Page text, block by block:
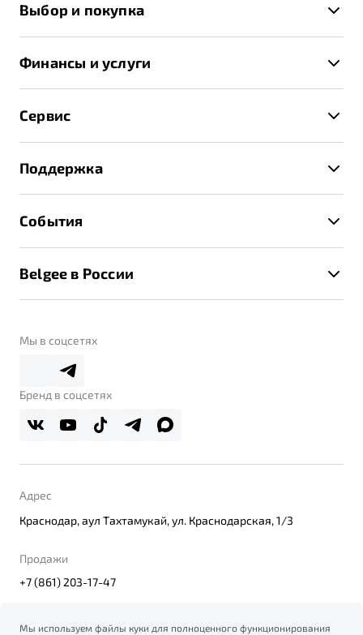
X70
Выбор и покупка
Записаться на тест-драйв
Получить предложение
Финансы и услуги
Страхование
Расчет КАСКО
Сервис
Техническое обслуживание
Калькулятор ТО
Поддержка
Помощь на дорогах
Belgee Линк
Belgee Плюс
Реферальная программа
События
Belgee в России
О дилерском центре
Правовая информация
Мы в соцсетях
Бренд в соцсетях
Адрес
Краснодар, аул Тахтамукай, ул. Краснодарская, 1/3
Продажи
+7 (861) 203-17-47
Мы используем файлы куки для полноценного функционирования